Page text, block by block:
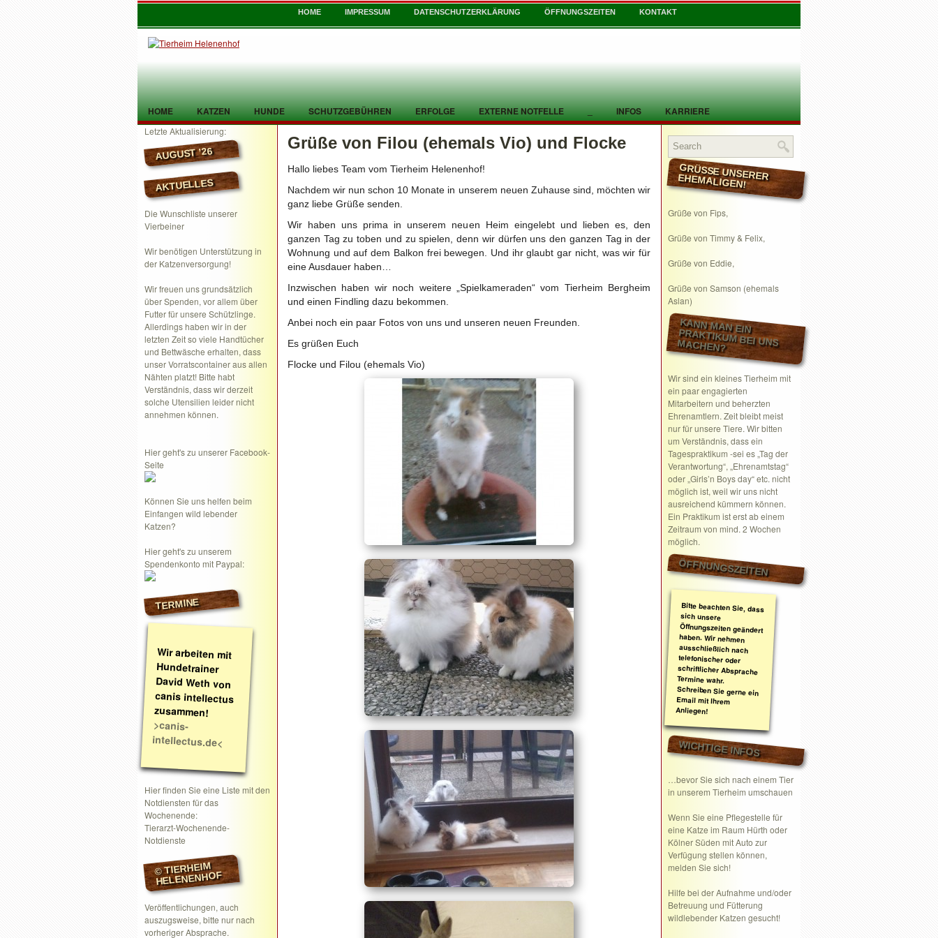
HOME IMPRESSUM DATENSCHUTZERKLÄRUNG ÖFFNUNGSZEITEN KONTAKT
HOME KATZEN HUNDE SCHUTZGEBÜHREN ERFOLGE EXTERNE NOTFELLE _ INFOS KARRIERE
TIER GEFUNDEN KONTAKT
Letzte Aktualisierung:
AUGUST ’26
AKTUELLES
Die Wunschliste unserer
Vierbeiner
Wir benötigen Unterstützung in
der Katzenversorgung!
Wir freuen uns grundsätzlich
über Spenden, vor allem über
Futter für unsere Schützlinge.
Allerdings haben wir in der
letzten Zeit so viele Handtücher
und Bettwäsche erhalten, dass
unser Vorratscontainer aus allen
Nähten platzt! Bitte habt
Verständnis, dass wir derzeit
solche Utensilien leider nicht
annehmen können.
Hier geht's zu unserer Facebook-
Seite
Können Sie uns helfen beim
Einfangen wild lebender
Katzen?
Hier geht's zu unserem
Spendenkonto mit Paypal:
TERMINE
Wir arbeiten mit
Hundetrainer
David Weth von
canis intellectus
zusammen!
>canis-
intellectus.de<
Hier finden Sie eine Liste mit den
Notdiensten für das
Wochenende:
Tierarzt-Wochenende-
Notdienste
© TIERHEIM
HELENENHOF
Veröffentlichungen, auch
auszugsweise, bitte nur nach
vorheriger Absprache.
Grüße von Filou (ehemals Vio) und Flocke
Hallo liebes Team vom Tierheim Helenenhof!
Nachdem wir nun schon 10 Monate in unserem neuen Zuhause sind, möchten wir
ganz liebe Grüße senden.
Wir haben uns prima in unserem neuen Heim eingelebt und lieben es, den
ganzen Tag zu toben und zu spielen, denn wir dürfen uns den ganzen Tag in der
Wohnung und auf dem Balkon frei bewegen. Und ihr glaubt gar nicht, was wir für
eine Ausdauer haben…
Inzwischen haben wir noch weitere „Spielkameraden“ vom Tierheim Bergheim
und einen Findling dazu bekommen.
Anbei noch ein paar Fotos von uns und unseren neuen Freunden.
Es grüßen Euch
Flocke und Filou (ehemals Vio)
GRÜSSE UNSERER EHEMALIGEN!
Grüße von Fips,
Grüße von Timmy & Felix,
Grüße von Eddie,
Grüße von Samson (ehemals
Aslan)
KANN MAN EIN
PRAKTIKUM BEI UNS MACHEN?
Wir sind ein kleines Tierheim mit
ein paar engagierten
Mitarbeitern und beherzten
Ehrenamtlern. Zeit bleibt meist
nur für unsere Tiere. Wir bitten
um Verständnis, dass ein
Tagespraktikum -sei es „Tag der
Verantwortung“, „Ehrenamtstag“
oder „Girls’n Boys day“ etc. nicht
möglich ist, weil wir uns nicht
ausreichend kümmern können.
Ein Praktikum ist erst ab einem
Zeitraum von mind. 2 Wochen
möglich.
ÖFFNUNGSZEITEN
Bitte beachten Sie, dass
sich unsere
Öffnungszeiten geändert
haben. Wir nehmen
ausschließlich nach
telefonischer oder
schriftlicher Absprache
Termine wahr.
Schreiben Sie gerne ein
Email mit Ihrem
Anliegen!
WICHTIGE INFOS
…bevor Sie sich nach einem Tier
in unserem Tierheim umschauen
Wenn Sie eine Pflegestelle für
eine Katze im Raum Hürth oder
Kölner Süden mit Auto zur
Verfügung stellen können,
melden Sie sich!
Hilfe bei der Aufnahme und/oder
Betreuung und Fütterung
wildlebender Katzen gesucht!